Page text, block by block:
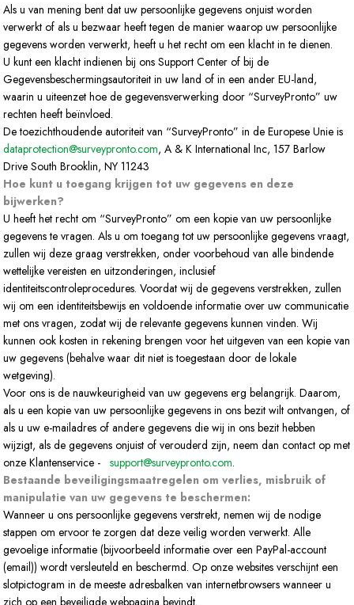
Als u van mening bent dat uw persoonlijke gegevens onjuist worden
verwerkt of als u bezwaar heeft tegen de manier waarop uw persoonlijke
gegevens worden verwerkt, heeft u het recht om een klacht in te dienen.
U kunt een klacht indienen bij ons Support Center of bij de
Gegevensbeschermingsautoriteit in uw land of in een ander EU-land,
waarin u uiteenzet hoe de gegevensverwerking door “SurveyPronto” uw
rechten heeft beïnvloed.
De toezichthoudende autoriteit van “SurveyPronto” in de Europese Unie is
dataprotection@surveypronto.com, A & K International Inc, 157 Barlow
Drive South Brooklin, NY 11243
Hoe kunt u toegang krijgen tot uw gegevens en deze
bijwerken?
U heeft het recht om “SurveyPronto” om een kopie van uw persoonlijke
gegevens te vragen. Als u om toegang tot uw persoonlijke gegevens vraagt,
zullen wij deze graag verstrekken, onder voorbehoud van alle bindende
wettelijke vereisten en uitzonderingen, inclusief
identiteitscontroleprocedures. Voordat wij de gegevens verstrekken, zullen
wij om een identiteitsbewijs en voldoende informatie over uw communicatie
met ons vragen, zodat wij de relevante gegevens kunnen vinden. Wij
kunnen ook kosten in rekening brengen voor het uitgeven van een kopie van
uw gegevens (behalve waar dit niet is toegestaan door de lokale
wetgeving).
Voor ons is de nauwkeurigheid van uw gegevens erg belangrijk. Daarom,
als u een kopie van uw persoonlijke gegevens in ons bezit wilt ontvangen, of
als u uw e-mailadres of andere gegevens die wij in ons bezit hebben
wijzigt, als de gegevens onjuist of verouderd zijn, neem dan contact op met
onze Klantenservice -support@surveypronto.com.
Bestaande beveiligingsmaatregelen om verlies, misbruik of
manipulatie van uw gegevens te beschermen:
Wanneer u ons persoonlijke gegevens verstrekt, nemen wij de nodige
stappen om ervoor te zorgen dat deze veilig worden verwerkt. Alle
gevoelige informatie (bijvoorbeeld informatie over een PayPal-account
(email)) wordt versleuteld en beschermd. Op onze websites verschijnt een
slotpictogram in de meeste adresbalken van internetbrowsers wanneer u
zich op een beveiligde webpagina bevindt.